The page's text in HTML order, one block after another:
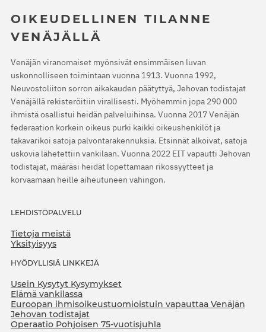
OIKEUDELLINEN TILANNE
VENÄJÄLLÄ
Venäjän viranomaiset myönsivät ensimmäisen luvan
uskonnolliseen toimintaan vuonna 1913. Vuonna 1992,
Neuvostoliiton sorron aikakauden päätyttyä, Jehovan todistajat
Venäjällä rekisteröitiin virallisesti. Myöhemmin jopa 290 000
ihmistä osallistui heidän palveluihinsa. Vuonna 2017 Venäjän
federaation korkein oikeus purki kaikki oikeushenkilöt ja
takavarikoi satoja palvontarakennuksia. Etsinnät alkoivat, satoja
uskovia lähetettiin vankilaan. Vuonna 2022 EIT vapautti Jehovan
todistajat, määräsi heidät lopettamaan rikossyytteet ja
korvaamaan heille aiheutuneen vahingon.
LEHDISTÖPALVELU
Tietoja meistä
Yksityisyys
HYÖDYLLISIÄ LINKKEJÄ
Usein Kysytyt Kysymykset
Elämä vankilassa
Euroopan ihmisoikeustuomioistuin vapauttaa Venäjän
Jehovan todistajat
Operaatio Pohjoisen 75-vuotisjuhla